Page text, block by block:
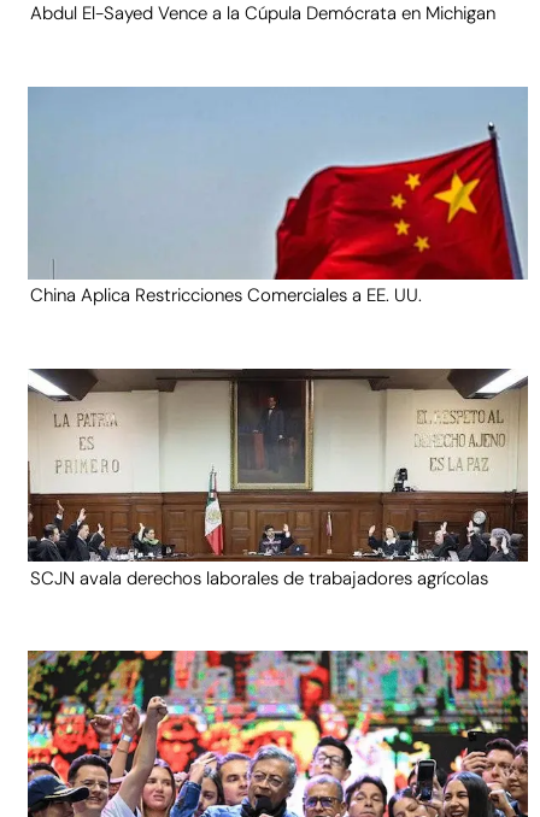
Abdul El-Sayed Vence a la Cúpula Demócrata en Michigan
China Aplica Restricciones Comerciales a EE. UU.
SCJN avala derechos laborales de trabajadores agrícolas